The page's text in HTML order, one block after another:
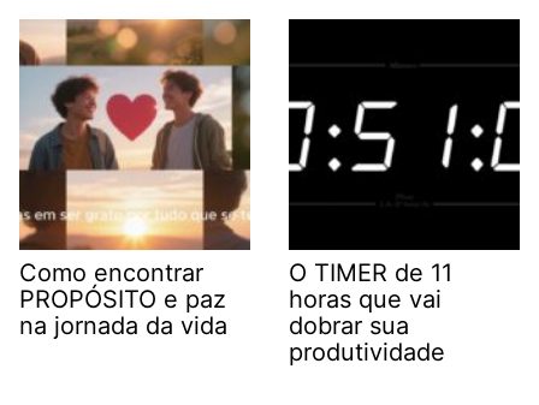
Como encontrar
PROPÓSITO e paz
na jornada da vida
O TIMER de 11
horas que vai
dobrar sua
produtividade